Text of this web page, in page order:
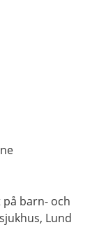
på barn- och
Lund